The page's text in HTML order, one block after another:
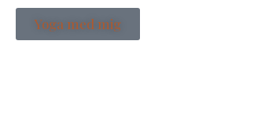
Yoga med mig